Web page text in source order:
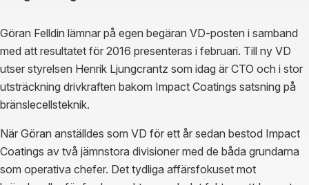
Göran Felldin lämnar på egen begäran VD-posten i samband
med att resultatet för 2016 presenteras i februari. Till ny VD
utser styrelsen Henrik Ljungcrantz som idag är CTO och i stor
utsträckning drivkraften bakom Impact Coatings satsning på
bränslecellsteknik.
När Göran anställdes som VD för ett år sedan bestod Impact
Coatings av två jämnstora divisioner med de båda grundarna
som operativa chefer. Det tydliga affärsfokuset mot